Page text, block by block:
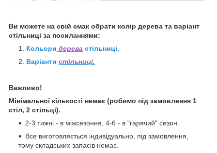
Ви можете на свій смак обрати колір дерева та варіант
стільниці за посиланнями:
Кольори дерева стільниці.
Варіанти стільниці.
Важливо!
Мінімальної кількості немає (робимо під замовлення 1
стіл, 2 стільці).
2-3 тижні - в міжсезоння, 4-6 - в "гарячий" сезон.
Все виготовляється індивідуально, під замовлення,
тому складських запасів немає.